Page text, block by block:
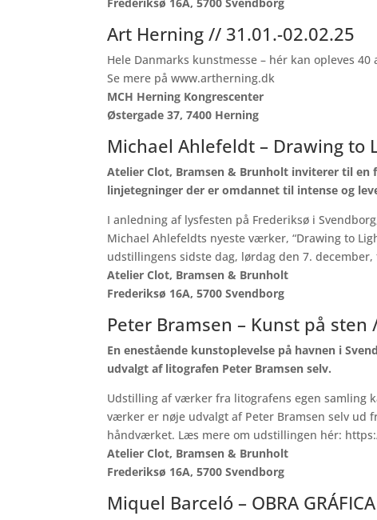
Art Herning // 31.01.-02.02.25
Hele Danmarks kunstmesse – hér kan opleves
Se mere på www.artherning.dk
MCH Herning Kongrescenter
Østergade 37, 7400 Herning
Michael Ahlefeldt – Drawing to
Atelier Clot, Bramsen & Brunholt inviterer til en
linjetegninger der er omdannet til intense og
I anledning af lysfesten på Frederiksø i
Michael Ahlefeldts nyeste værker, “Drawing to
udstillingens sidste dag, lørdag den 7. december,
Atelier Clot, Bramsen & Brunholt
Frederiksø 16A, 5700 Svendborg
Peter Bramsen – Kunst på sten
En enestående kunstoplevelse på havnen i
udvalgt af litografen Peter Bramsen selv.
Udstilling af værker fra litografens egen samling
værker er nøje udvalgt af Peter Bramsen selv ud
håndværket. Læs mere om udstillingen hér:
Atelier Clot, Bramsen & Brunholt
Frederiksø 16A, 5700 Svendborg
Miquel Barceló – OBRA